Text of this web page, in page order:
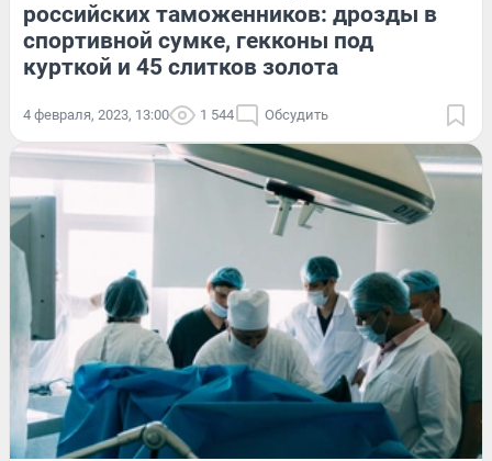
российских таможенников: дрозды в
спортивной сумке, гекконы под
курткой и 45 слитков золота
4 февраля, 2023, 13:00 1 544 Обсудить